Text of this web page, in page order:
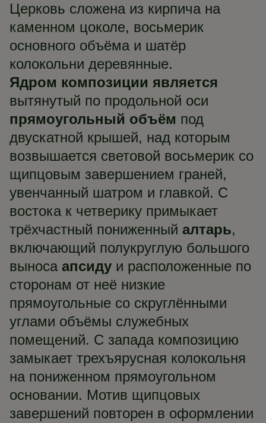
Церковь сложена из кирпича на
каменном цоколе, восьмерик
основного объёма и шатёр
колокольни деревянные.
Ядром композиции является
вытянутый по продольной оси
прямоугольный объём под
двускатной крышей, над которым
возвышается световой восьмерик со
щипцовым завершением граней,
увенчанный шатром и главкой. С
востока к четверику примыкает
трёхчастный пониженный алтарь,
включающий полукруглую большого
выноса апсиду и расположенные по
сторонам от неё низкие
прямоугольные со скруглёнными
углами объёмы служебных
помещений. С запада композицию
замыкает трехъярусная колокольня
на пониженном прямоугольном
основании. Мотив щипцовых
завершений повторен в оформлении